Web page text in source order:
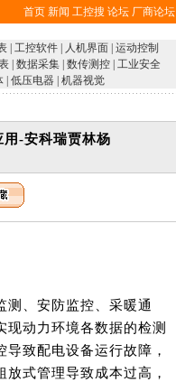
首页 新闻 工控搜 论坛 厂商论坛
工控软件 人机界面 运动控制
数据采集 数传测控 工业安全
低压电器 机器视觉
-安科瑞贾林杨
测、安防监控、采暖通
动力环境各数据的检测
致配电设备运行故障，
式管理导致成本过高，